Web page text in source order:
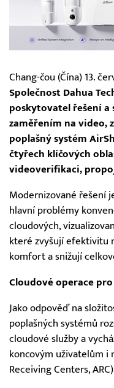
Chang-čou (Čína) 13.
Společnost Dahua
poskytovatel řešení a
zaměřením na video,
poplašný systém
čtyřech klíčových
videoverifikaci,
Modernizované řešení
hlavní problémy
cloudových,
které zvyšují efektivitu
komfort a snižují
Cloudové operace
Jako odpověď na
poplašných systémů
cloudové služby a
koncovým uživatelům
Receiving Centers,